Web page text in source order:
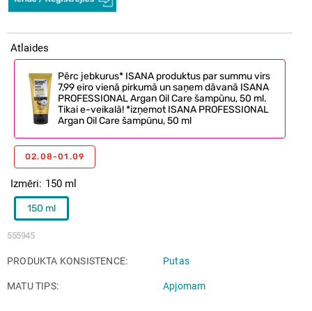
555945
Izmēri 150 ml
150 ml
Atlaides
Pērc jebkurus* ISANA produktus par summu virs
7,99 eiro vienā pirkumā un saņem dāvanā ISANA
PROFESSIONAL Argan Oil Care šampūnu, 50 ml.
Tikai e-veikalā! *izņemot ISANA PROFESSIONAL
Argan Oil Care šampūnu, 50 ml
02.08-01.09
PRODUKTA KONSISTENCE Putas
MATU TIPS Apjomam